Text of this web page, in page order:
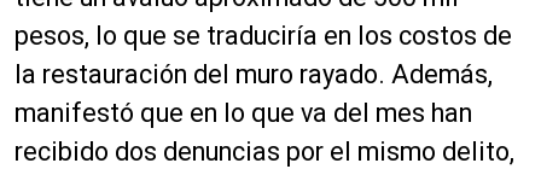
c
t
o
r
d
pesos, lo que se traduciría en los costos de
la restauración del muro rayado. Además,
manifestó que en lo que va del mes han
recibido dos denuncias por el mismo delito,